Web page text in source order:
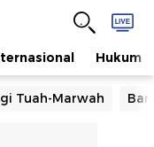
Hukum
Tuah-Marwah